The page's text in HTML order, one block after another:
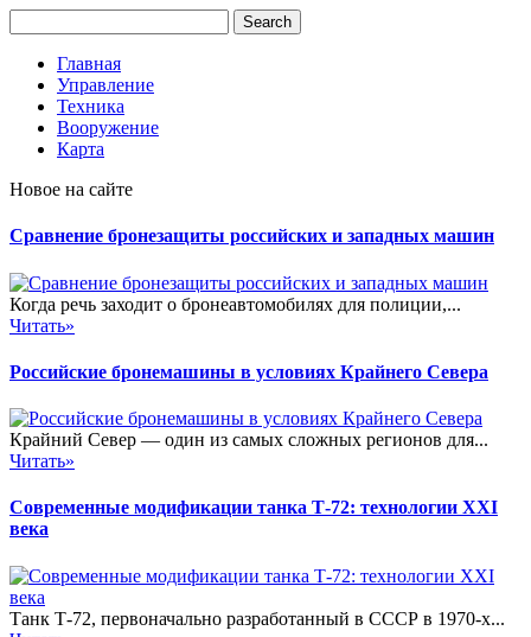
Главная
Управление
Техника
Вооружение
Карта
Новое на сайте
Сравнение бронезащиты российских и западных машин
Когда речь заходит о бронеавтомобилях для полиции,...
Читать»
Российские бронемашины в условиях Крайнего Севера
Крайний Север — один из самых сложных регионов для...
Читать»
Современные модификации танка Т-72: технологии XXI
века
Танк Т-72, первоначально разработанный в СССР в 1970-х...